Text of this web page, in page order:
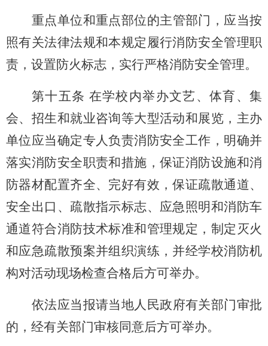
重点单位和重点部位的主管部门，应当按
照有关法律法规和本规定履行消防安全管理职
责，设置防火标志，实行严格消防安全管理。
第十五条 在学校内举办文艺、体育、集
会、招生和就业咨询等大型活动和展览，主办
单位应当确定专人负责消防安全工作，明确并
落实消防安全职责和措施，保证消防设施和消
防器材配置齐全、完好有效，保证疏散通道、
安全出口、疏散指示标志、应急照明和消防车
通道符合消防技术标准和管理规定，制定灭火
和应急疏散预案并组织演练，并经学校消防机
构对活动现场检查合格后方可举办。
依法应当报请当地人民政府有关部门审批
的，经有关部门审核同意后方可举办。